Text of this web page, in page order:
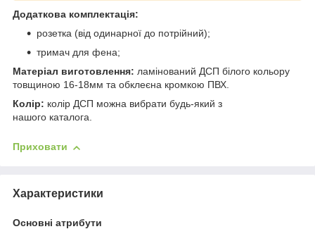
Додаткова комплектація:
розетка (від одинарної до потрійний);
тримач для фена;
Матеріал виготовлення: ламінований ДСП білого кольору
товщиною 16-18мм та обклеєна кромкою ПВХ.
Колір: колір ДСП можна вибрати будь-який з
нашого каталога.
Приховати
Характеристики
Основні атрибути